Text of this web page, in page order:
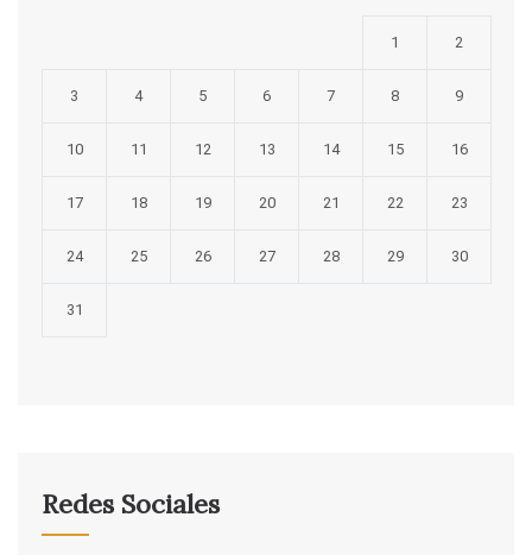
1 2
3 4 5 6 7 8 9
10 11 12 13 14 15 16
17 18 19 20 21 22 23
24 25 26 27 28 29 30
31
Redes Sociales